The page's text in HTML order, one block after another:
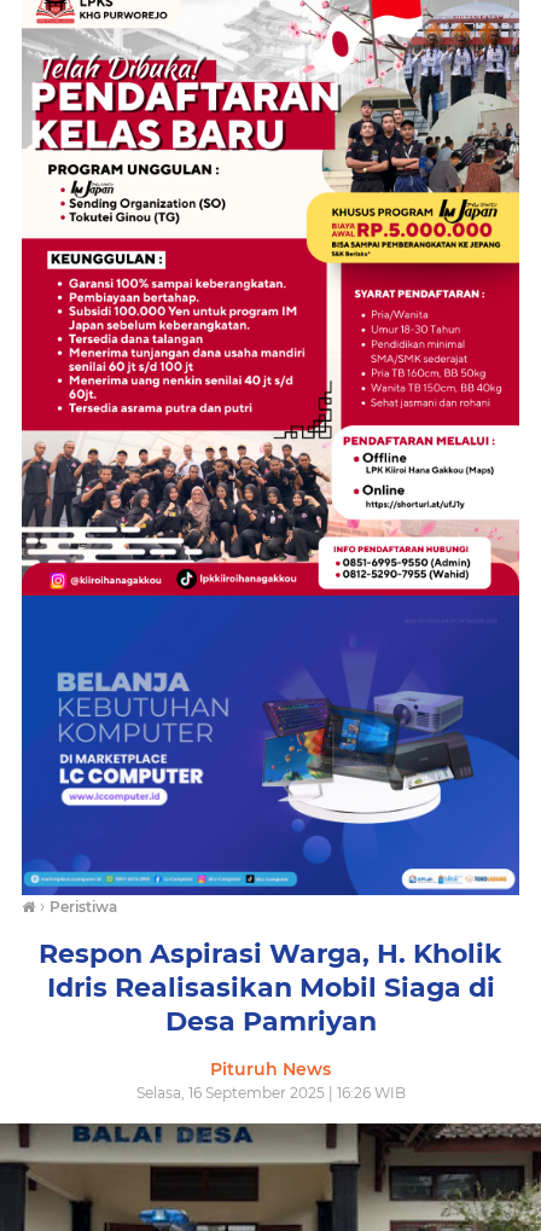
› Peristiwa
Respon Aspirasi Warga, H. Kholik
Idris Realisasikan Mobil Siaga di
Desa Pamriyan
Pituruh News
Selasa, 16 September 2025 | 16:26 WIB